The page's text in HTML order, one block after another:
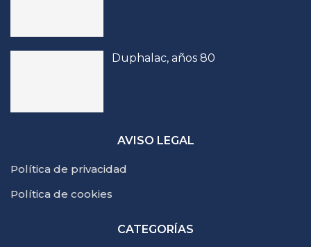
Duphalac, años 80
AVISO LEGAL
Política de privacidad
Política de cookies
CATEGORÍAS